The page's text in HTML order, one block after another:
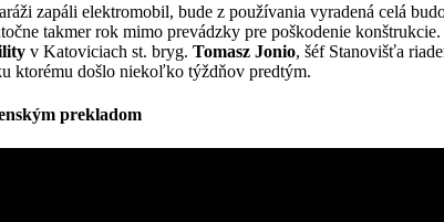
zapáli elektromobil, bude z používania vyradená celá
takmer rok mimo prevádzky pre poškodenie
v Katoviciach st. bryg. Tomasz Jonio, šéf Stanovišťa
ktorému došlo niekoľko týždňov predtým.
prekladom